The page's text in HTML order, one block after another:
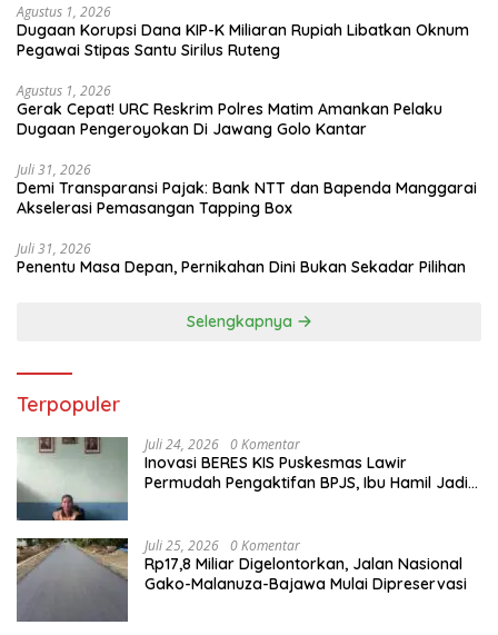
Agustus 1, 2026
Dugaan Korupsi Dana KIP-K Miliaran Rupiah Libatkan Oknum
Pegawai Stipas Santu Sirilus Ruteng
Agustus 1, 2026
Gerak Cepat! URC Reskrim Polres Matim Amankan Pelaku
Dugaan Pengeroyokan Di Jawang Golo Kantar
Juli 31, 2026
​Demi Transparansi Pajak: Bank NTT dan Bapenda Manggarai
Akselerasi Pemasangan Tapping Box
Juli 31, 2026
Penentu Masa Depan, Pernikahan Dini Bukan Sekadar Pilihan
Selengkapnya
Terpopuler
Juli 24, 2026 0 Komentar
Inovasi BERES KIS Puskesmas Lawir
Permudah Pengaktifan BPJS, Ibu Hamil Jadi
Juli 25, 2026 0 Komentar
Rp17,8 Miliar Digelontorkan, Jalan Nasional
Gako-Malanuza-Bajawa Mulai Dipreservasi